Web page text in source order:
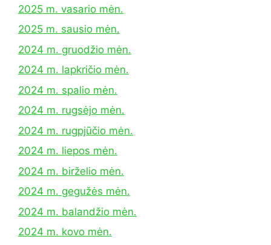
2025 m. vasario mėn.
2025 m. sausio mėn.
2024 m. gruodžio mėn.
2024 m. lapkričio mėn.
2024 m. spalio mėn.
2024 m. rugsėjo mėn.
2024 m. rugpjūčio mėn.
2024 m. liepos mėn.
2024 m. birželio mėn.
2024 m. gegužės mėn.
2024 m. balandžio mėn.
2024 m. kovo mėn.